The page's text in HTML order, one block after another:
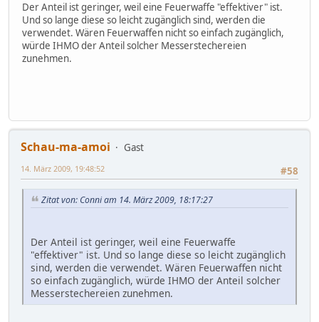
Der Anteil ist geringer, weil eine Feuerwaffe "effektiver" ist.
Und so lange diese so leicht zugänglich sind, werden die
verwendet. Wären Feuerwaffen nicht so einfach zugänglich,
würde IHMO der Anteil solcher Messerstechereien
zunehmen.
Schau-ma-amoi
Gast
#58
14. März 2009, 19:48:52
Zitat von: Conni am 14. März 2009, 18:17:27
Der Anteil ist geringer, weil eine Feuerwaffe
"effektiver" ist. Und so lange diese so leicht zugänglich
sind, werden die verwendet. Wären Feuerwaffen nicht
so einfach zugänglich, würde IHMO der Anteil solcher
Messerstechereien zunehmen.